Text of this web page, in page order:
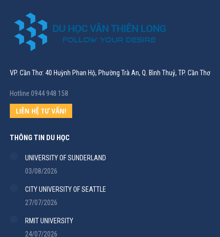
VP. Cần Thơ: 40 Huỳnh Phan Hộ, Phường Trà An, Q. Bình Thuỷ, TP. Cần Thơ
Hotline 0944 948 158
LIÊN HỆ TƯ VẤN!
THÔNG TIN DU HỌC
UNIVERSITY OF SUNDERLAND
03/08/2026
CITY UNIVERSITY OF SEATTLE
27/07/2026
RMIT UNIVERSITY
24/07/2026